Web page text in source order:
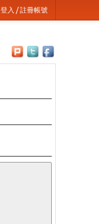
登入 / 註冊帳號